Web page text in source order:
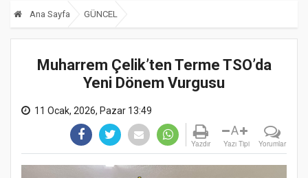
Ana Sayfa GÜNCEL
Muharrem Çelik’ten Terme TSO’da
Yeni Dönem Vurgusu
11 Ocak, 2026, Pazar 13:49
Yazdır
A
Yazı Tipi Yorumlar